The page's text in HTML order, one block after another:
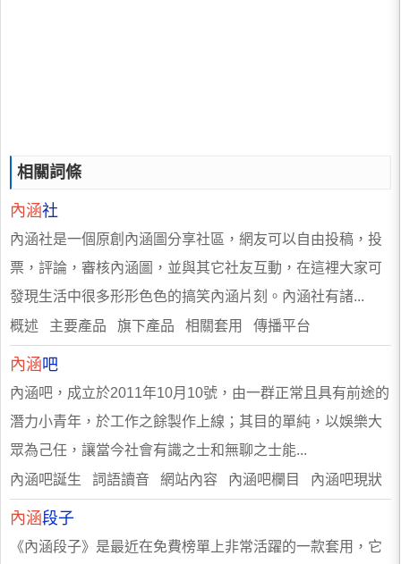
相關詞條
內涵社
內涵社是一個原創內涵圖分享社區，網友可以自由投稿，投
票，評論，審核內涵圖，並與其它社友互動，在這裡大家可
發現生活中很多形形色色的搞笑內涵片刻。內涵社有諸...
概述 主要產品 旗下產品 相關套用 傳播平台
內涵吧
內涵吧，成立於2011年10月10號，由一群正常且具有前途的
潛力小青年，於工作之餘製作上線；其目的單純，以娛樂大
眾為己任，讓當今社會有識之士和無聊之士能...
內涵吧誕生 詞語讀音 網站內容 內涵吧欄目 內涵吧現狀
內涵段子
《內涵段子》是最近在免費榜單上非常活躍的一款套用，它